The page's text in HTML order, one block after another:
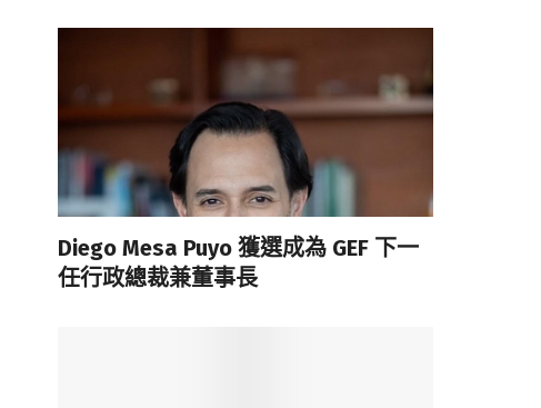
Diego Mesa Puyo 獲選成為 GEF 下一
任行政總裁兼董事長